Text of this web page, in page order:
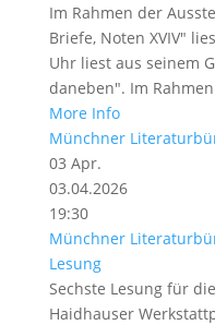
Im Rahmen der
Briefe, Noten XVIV"
Uhr liest aus seinem
daneben". Im
More Info
Münchner
03 Apr.
03.04.2026
19:30
Münchner
Lesung
Sechste Lesung für
Haidhauser